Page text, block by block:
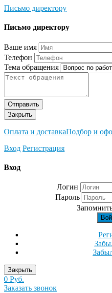
Письмо директору
Письмо директору
Ваше имя
Телефон
Тема обращения
Отправить
Закрыть
Оплата и доставкаПодбор и
Вход Регистрация
Вход
Логин
Пароль
Закрыть
0 Руб.
Заказать звонок